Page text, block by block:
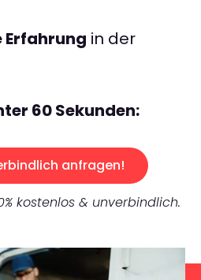
Erfahrung in der
60 Sekunden:
anfragen!
kostenlos & unverbindlich.